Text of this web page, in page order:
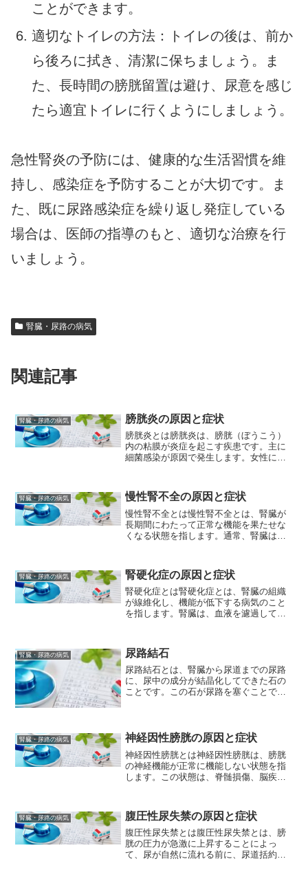
ことができます。
適切なトイレの方法：トイレの後は、前か
ら後ろに拭き、清潔に保ちましょう。ま
た、長時間の膀胱留置は避け、尿意を感じ
たら適宜トイレに行くようにしましょう。
急性腎炎の予防には、健康的な生活習慣を維
持し、感染症を予防することが大切です。ま
た、既に尿路感染症を繰り返し発症している
場合は、医師の指導のもと、適切な治療を行
いましょう。
腎臓・尿路の病気
関連記事
腎臓・尿路の病気 膀胱炎の原因と症状
膀胱炎とは膀胱炎は、膀胱（ぼうこう）
内の粘膜が炎症を起こす疾患です。主に
細菌感染が原因で発生します。女性に多
排尿時の痛みや刺激感、残尿感、尿のに
おいや色の変化などがあり...
腎臓・尿路の病気 慢性腎不全の原因と症状
慢性腎不全とは慢性腎不全とは、腎臓が
長期間にわたって正常な機能を果たせな
くなる状態を指します。通常、腎臓は血
整する重要な役割を果たしています。し
かし、慢性腎不全の場合、...
腎臓・尿路の病気 腎硬化症の原因と症状
腎硬化症とは腎硬化症とは、腎臓の組織
が線維化し、機能が低下する病気のこと
を指します。腎臓は、血液を濾過して体
機能を阻害し、体内の毒素や余分な水分
を排泄できなくなります。...
腎臓・尿路の病気 尿路結石
尿路結石とは、腎臓から尿道までの尿路
に、尿中の成分が結晶化してできた石の
ことです。この石が尿路を塞ぐことで、
んが、以下の要因が考えら...
腎臓・尿路の病気 神経因性膀胱の原因と症状
神経因性膀胱とは神経因性膀胱は、膀胱
の神経機能が正常に機能しない状態を指
します。この状態は、脊髄損傷、脳疾
状は、膀胱の収縮や排尿を制御する神経
のダメージにより、排尿障害...
腎臓・尿路の病気 腹圧性尿失禁の原因と症状
腹圧性尿失禁とは腹圧性尿失禁とは、膀
胱の圧力が急激に上昇することによっ
て、尿が自然に流れる前に、尿道括約筋